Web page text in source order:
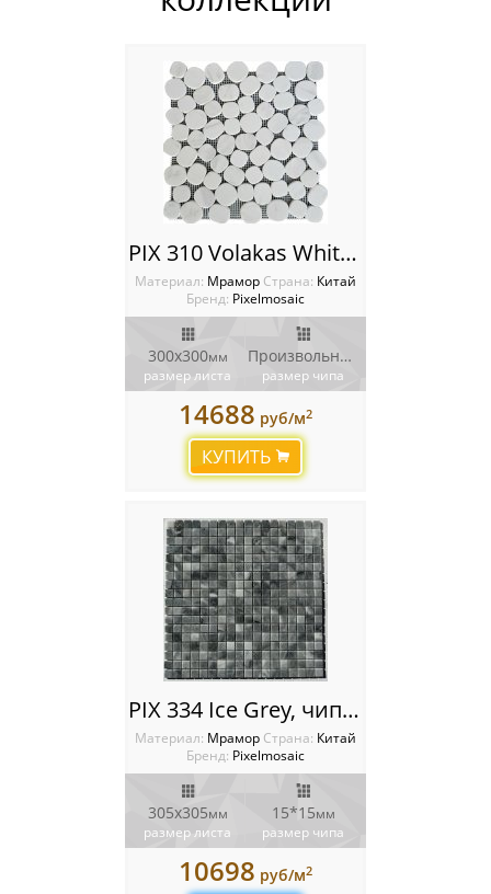
PIX 310 Volakas White, чип произвольный, сетка 300х300x6 мм, Матовая
Материал: Мрамор Cтрана: Китай
Бренд: Pixelmosaic
300x300мм
размер листа
Произвольный
размер чипа
14688 руб/м2
КУПИТЬ
PIX 334 Ice Grey, чип 15х15 мм, сетка 305х305х4 мм, Полированная
Материал: Мрамор Cтрана: Китай
Бренд: Pixelmosaic
305x305мм
размер листа
15*15мм
размер чипа
10698 руб/м2